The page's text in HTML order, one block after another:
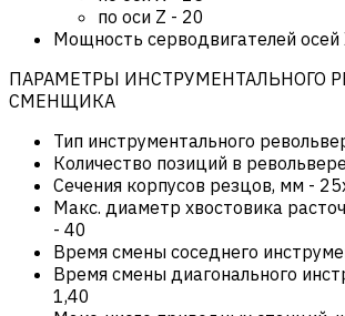
по оси Z - 20
Мощность серводвигателей осей
ПАРАМЕТРЫ ИНСТРУМЕНТАЛЬНОГО
СМЕНЩИКА
Тип инструментального
Количество позиций в
Сечения корпусов резцов, мм -
Макс. диаметр хвостовика
- 40
Время смены соседнего
Время смены диагонального
1,40